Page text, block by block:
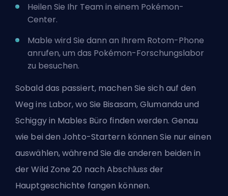
Heilen Sie Ihr Team in einem Pokémon-
Center.
Mable wird Sie dann an Ihrem Rotom-Phone
anrufen, um das Pokémon-Forschungslabor
zu besuchen.
Sobald das passiert, machen Sie sich auf den
Weg ins Labor, wo Sie Bisasam, Glumanda und
Schiggy in Mables Büro finden werden. Genau
wie bei den Johto-Startern können Sie nur einen
auswählen, während Sie die anderen beiden in
der Wild Zone 20 nach Abschluss der
Hauptgeschichte fangen können.